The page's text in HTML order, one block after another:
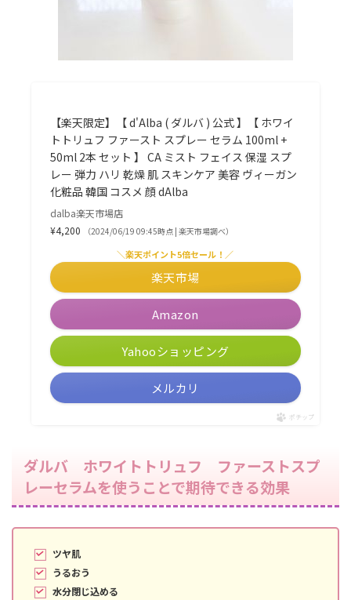
【楽天限定】【 d'Alba ( ダルバ ) 公式 】【 ホワイ
トトリュフ ファースト スプレー セラム 100ml +
50ml 2本 セット 】 CA ミスト フェイス 保湿 スプ
レー 弾力 ハリ 乾燥 肌 スキンケア 美容 ヴィーガン
化粧品 韓国 コスメ 顔 dAlba
dalba楽天市場店
¥4,200
（2024/06/19 09:45時点 | 楽天市場調べ）
Amazon
＼楽天ポイント5倍セール！／
楽天市場
Yahooショッピング
メルカリ
ポチップ
ダルバ ホワイトトリュフ ファーストスプ
レーセラムを使うことで期待できる効果
ツヤ肌
うるおう
水分閉じ込める